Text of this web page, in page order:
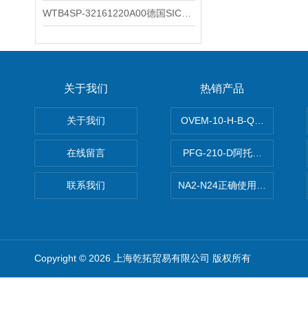
关于我们
关于我们
在线留言
联系我们
热销产品
OVEM-10-H-B-QO-CE-N-2P
PFG-210-D阿托斯ATOS电
NA2-N24正确使用松下安全光
Copyright © 2026 上海乾拓贸易有限公司 版权所有